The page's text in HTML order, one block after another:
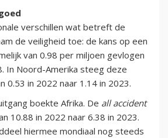
verschillen wat betreft de
de veiligheid toe: de kans op een
van 0.98 per miljoen gevlogen
In Noord-Amerika steeg deze
0.53 in 2022 naar 1.14 in 2023.
boekte Afrika. De all accident
10.88 in 2022 naar 6.38 in 2023.
hiermee mondiaal nog steeds